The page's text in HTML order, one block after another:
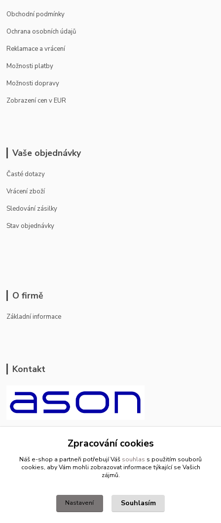
Obchodní podmínky
Ochrana osobních údajů
Reklamace a vrácení
Možnosti platby
Možnosti dopravy
Zobrazení cen v EUR
Vaše objednávky
Časté dotazy
Vrácení zboží
Sledování zásilky
Stav objednávky
O firmě
Základní informace
Kontakt
+420 799 500 769
pracovní dny 8-11hod.,13-15hod.
Zpracování cookies
Náš e-shop a partneři potřebují Váš souhlas s použitím souborů
cookies, aby Vám mohli zobrazovat informace týkající se Vašich
zájmů.
Nastavení Souhlasím